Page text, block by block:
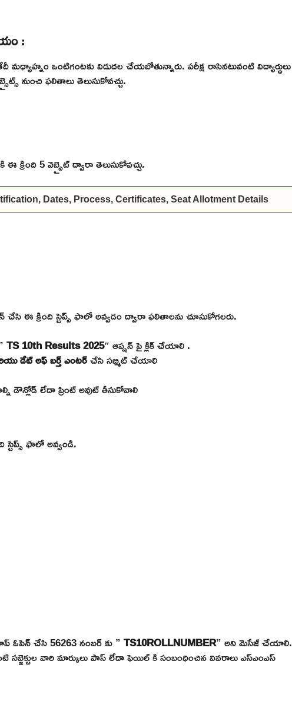
:
ఒంటిగంటకు విడుదల చేయబోతున్నారు. పరీక్ష రాసినటువంటి విద్యార్థులు
ఫలితాలు తెలుసుకోవచ్చు.
5 వెబ్సైట్ ద్వారా తెలుసుకోవచ్చు.
Dates, Process, Certificates, Seat Allotment Details
చేసి ఈ క్రింది స్టెప్స్ ఫాలో అవ్వడం ద్వారా ఫలితాలను చూసుకోగలరు.
TS 10th Results 2025″ఆప్షన్ పై క్లిక్ చేయాలి .
డేట్ అఫ్ బర్త్ ఎంటర్చేసి సబ్మిట్ చేయాలి
డౌన్లోడ్ లేదా ప్రింట్ అవుట్ తీసుకోవాలి
ఫాలో అవ్వండి.
చేసి 56263 నంబర్ కు ”TS10ROLLNUMBER” అని మెసేజ్ చేయాలి.
సబ్జెక్టుల వారి మార్కులు పాస్ లేదా ఫెయిల్ కి సంబంధించిన వివరాలు ఎస్ఎంఎస్